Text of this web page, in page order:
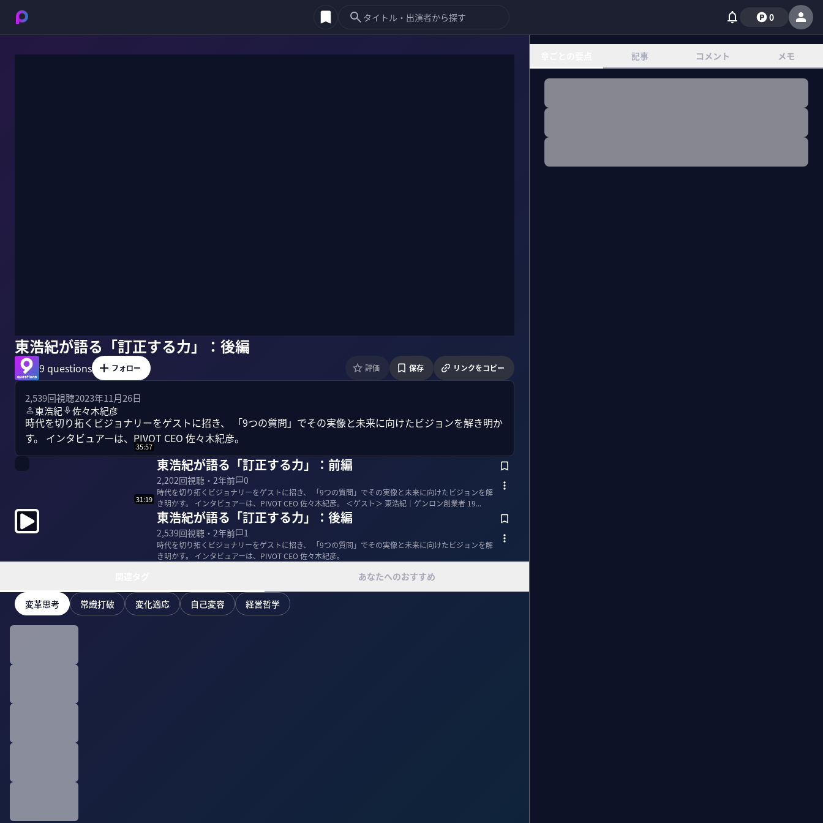
0
東浩紀が語る「訂正する力」：後編
9 questions フォロー 評価 保存 リンクをコピー
2,539回視聴2023年11月26日
東浩紀
佐々木紀彦
時代を切り拓くビジョナリーをゲストに招き、 「9つの質問」でその実像と未来に向けたビジョンを解き明か
す。 インタビュアーは、PIVOT CEO 佐々木紀彦。
35:57
東浩紀が語る「訂正する力」：前編
2,202回視聴・ 2年前 0
時代を切り拓くビジョナリーをゲストに招き、 「9つの質問」でその実像と未来に向けたビジョンを解
き明かす。 インタビュアーは、PIVOT CEO 佐々木紀彦。 ＜ゲスト＞ 東浩紀｜ゲンロン創業者 19...
31:19
東浩紀が語る「訂正する力」：後編
2,539回視聴・ 2年前 1
時代を切り拓くビジョナリーをゲストに招き、 「9つの質問」でその実像と未来に向けたビジョンを解
き明かす。 インタビュアーは、PIVOT CEO 佐々木紀彦。
あなたへのおすすめ
変革思考 常識打破 変化適応 自己変容 経営哲学
記事 コメント メモ